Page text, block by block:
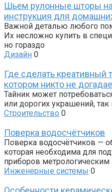
Шьем рулонные шторы на
инструкция для
Важной деталью любого
Их несложно купить в
но гораздо
Дизайн 0
Где сделать креативный
котором никто не
Тайник может
или дорогих украшений, так
Строительство 0
Поверка водосчётчиков
Поверка водосчётчиков —
которая необходима для
приборов метрологическим
Инженерные системы 0